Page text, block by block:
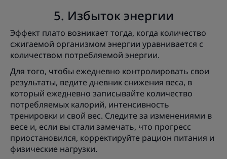
5. Избыток энергии
Эффект плато возникает тогда, когда количество
сжигаемой организмом энергии уравнивается с
количеством потребляемой энергии.
Для того, чтобы ежедневно контролировать свои
результаты, ведите дневник снижения веса, в
который ежедневно записывайте количество
потребляемых калорий, интенсивность
тренировки и свой вес. Следите за изменениями в
весе и, если вы стали замечать, что прогресс
приостановился, корректируйте рацион питания и
физические нагрузки.